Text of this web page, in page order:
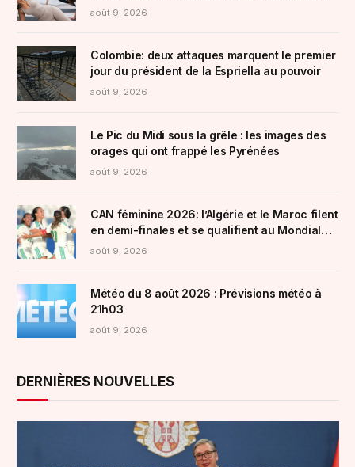
fitness qui promet un entraînement complet
août 9, 2026
Colombie: deux attaques marquent le premier
jour du président de la Espriella au pouvoir
août 9, 2026
Le Pic du Midi sous la grêle : les images des
orages qui ont frappé les Pyrénées
août 9, 2026
CAN féminine 2026: l’Algérie et le Maroc filent
en demi-finales et se qualifient au Mondial
2027
août 9, 2026
Météo du 8 août 2026 : Prévisions météo à
21h03
août 9, 2026
DERNIÈRES NOUVELLES